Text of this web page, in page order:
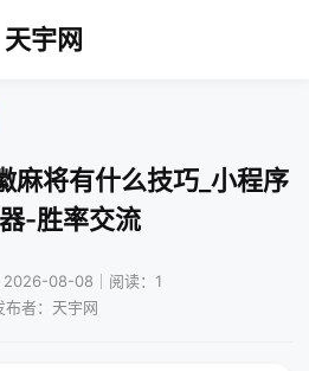
天宇网
麻将有什么技巧_小程序
-胜率交流
2026-08-08｜阅读：1
布者：天宇网